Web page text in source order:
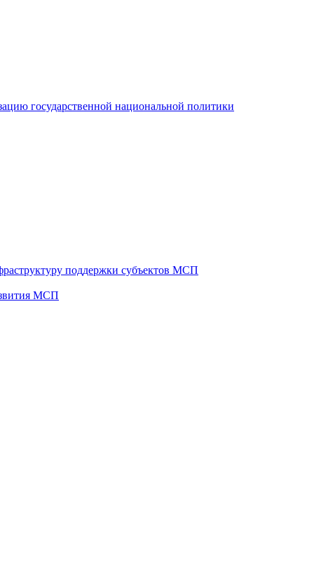
государственной национальной политики
поддержки субъектов МСП
МСП